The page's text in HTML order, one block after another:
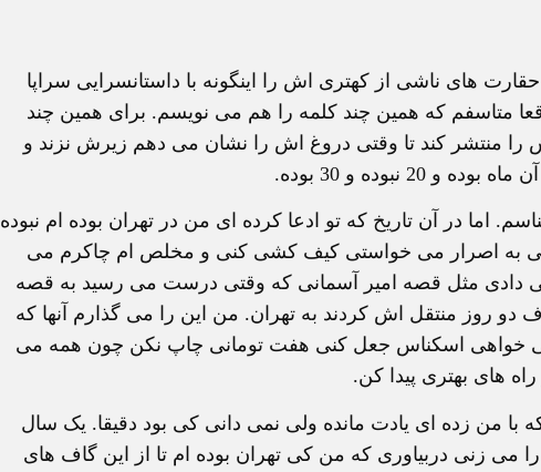
های ناشی از کهتری اش را اینگونه با داستانسرایی سراپا
متاسفم که همین چند کلمه را هم می نویسم. برای همین چند
را منتشر کند تا وقتی دروغ اش را نشان می دهم زیرش نزند و
نبوده و 30 بوده.
اما در آن تاریخ که تو ادعا کرده ای من در تهران بوده ام نبوده
به اصرار می خواستی کیف کشی کنی و مخلص ام چاکرم می
دادی مثل قصه امیر آسمانی که وقتی درست می رسید به قصه
روز منتقل اش کردند به تهران. من این را می گذارم آنها که
خواهی اسکناس جعل کنی هفت تومانی چاپ نکن چون همه می
های بهتری پیدا کن.
با من زده ای یادت مانده ولی نمی دانی کی بود دقیقا. یک سال
می زنی دربیاوری که من کی تهران بوده ام تا از این گاف های